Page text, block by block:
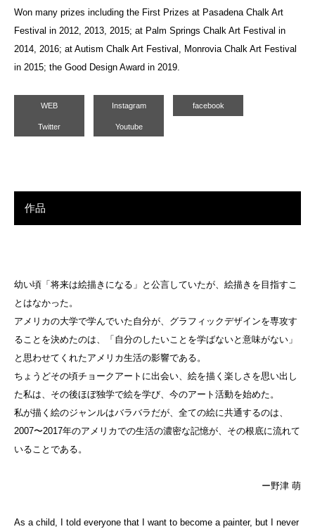
Won many prizes including the First Prizes at Pasadena Chalk Art
Festival in 2012, 2013, 2015; at Palm Springs Chalk Art Festival in
2014, 2016; at Autism Chalk Art Festival, Monrovia Chalk Art Festival
in 2015; the Good Design Award in 2019.
WEB Instagram facebook
Twitter Youtube
作品
幼い頃「将来は絵描きになる」と公言していたが、絵描きを目指すこ
とはなかった。
アメリカの大学で学んでいた自分が、グラフィックデザインを専攻す
ることを決めたのは、「自分のしたいことを学ばないと意味がない」
と思わせてくれたアメリカ生活の影響である。
ちょうどその頃チョークアートに出会い、絵を描く楽しさを思い出し
た私は、その後ほぼ独学で絵を学び、今のアート活動を始めた。
私が描く絵のジャンルはバラバラだが、全ての絵に共通するのは、
2007〜2017年のアメリカでの生活の濃密な記憶が、その根底に流れて
いることである。
ー野津 萌
As a child, I told everyone that I want to become a painter, but I never